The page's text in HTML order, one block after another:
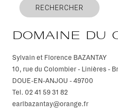
RECHERCHER
Domaine du
Sylvain et Florence BAZANTAY
10, rue du Colombier - Linières -
DOUE-EN-ANJOU - 49700
Tel. 02 41 59 31 82
earlbazantay@orange.fr